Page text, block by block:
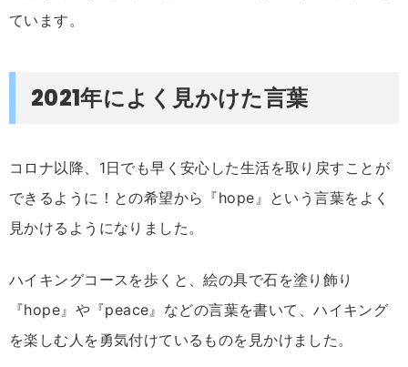
ています。
2021年によく見かけた言葉
コロナ以降、1日でも早く安心した生活を取り戻すことが
できるように！との希望から『hope』という言葉をよく
見かけるようになりました。
ハイキングコースを歩くと、絵の具で石を塗り飾り
『hope』や『peace』などの言葉を書いて、ハイキング
を楽しむ人を勇気付けているものを見かけました。